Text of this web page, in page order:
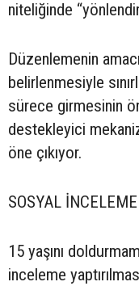
niteliğinde
Düzenlemenin
belirlenmesiyle
sürece girmesinin
destekleyici
öne çıkıyor.
SOSYAL
15 yaşını
inceleme